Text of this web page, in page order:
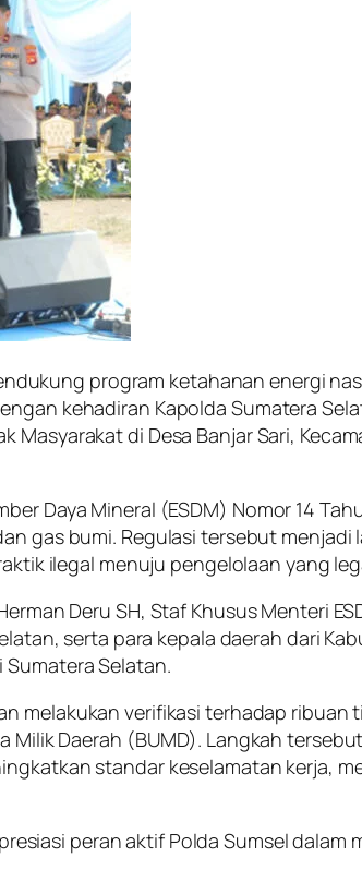
program ketahanan energi
kehadiran Kapolda Sumatera
Masyarakat di Desa Banjar Sari,
Daya Mineral (ESDM) Nomor 14
gas bumi. Regulasi tersebut
ilegal menuju pengelolaan yang
Deru SH, Staf Khusus Menteri
serta para kepala daerah dari
Sumatera Selatan.
melakukan verifikasi terhadap ribuan
Daerah (BUMD). Langkah
standar keselamatan kerja,
peran aktif Polda Sumsel